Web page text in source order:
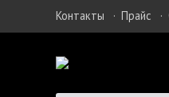
Контакты · Прайс ·